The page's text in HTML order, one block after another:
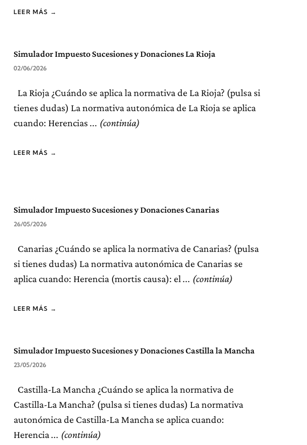
LEER MÁS →
Simulador Impuesto Sucesiones y Donaciones La Rioja
02/06/2026
La Rioja ¿Cuándo se aplica la normativa de La Rioja? (pulsa si
tienes dudas) La normativa autonómica de La Rioja se aplica
cuando: Herencias
LEER MÁS →
Simulador Impuesto Sucesiones y Donaciones Canarias
26/05/2026
Canarias ¿Cuándo se aplica la normativa de Canarias? (pulsa
si tienes dudas) La normativa autonómica de Canarias se
aplica cuando: Herencia (mortis causa): el
LEER MÁS →
Simulador Impuesto Sucesiones y Donaciones Castilla la Mancha
23/05/2026
Castilla-La Mancha ¿Cuándo se aplica la normativa de
Castilla-La Mancha? (pulsa si tienes dudas) La normativa
autonómica de Castilla-La Mancha se aplica cuando:
Herencia